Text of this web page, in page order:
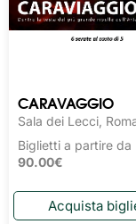
CARAVAGGIO
Sala dei Lecci,
Biglietti a partire da
90.00€